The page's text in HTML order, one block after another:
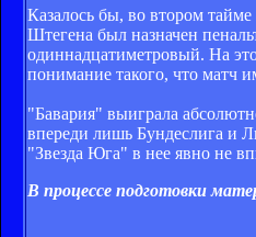
Казалось бы, во втором
Штегена был назначен
одиннадцатиметровый. На
понимание такого, что матч
"Бавария" выиграла
впереди лишь Бундеслига и
"Звезда Юга" в нее явно не
В процессе подготовки